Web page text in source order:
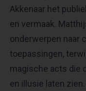
Akkenaar het
en vermaak.
onderwerpen naar
toepassingen,
magische acts die
en illusie laten